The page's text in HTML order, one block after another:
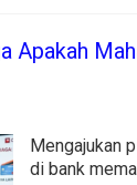
Mengajukan
di bank